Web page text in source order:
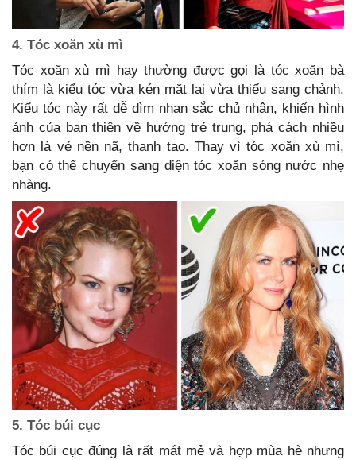
4. Tóc xoăn xù mì
Tóc xoăn xù mì hay thường được gọi là tóc xoăn bà
thím là kiểu tóc vừa kén mặt lại vừa thiếu sang chảnh.
Kiểu tóc này rất dễ dìm nhan sắc chủ nhân, khiến hình
ảnh của bạn thiên về hướng trẻ trung, phá cách nhiều
hơn là vẻ nền nã, thanh tao. Thay vì tóc xoăn xù mì,
bạn có thể chuyển sang diện tóc xoăn sóng nước nhẹ
nhàng.
5. Tóc búi cục
Tóc búi cục đúng là rất mát mẻ và hợp mùa hè nhưng